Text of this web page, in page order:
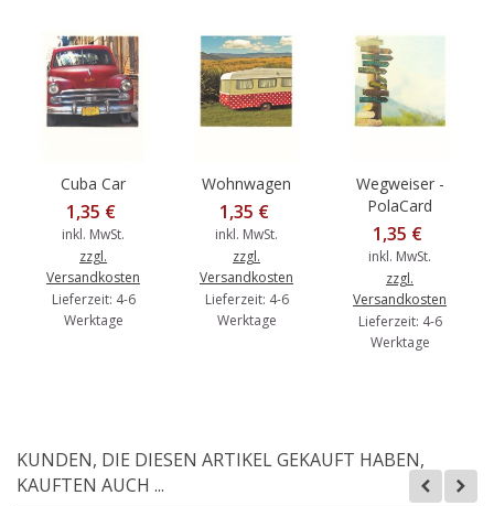
Cuba Car
1,35 €
inkl. MwSt.
zzgl.
Versandkosten
Lieferzeit: 4-6
Werktage
Wohnwagen
1,35 €
inkl. MwSt.
zzgl.
Versandkosten
Lieferzeit: 4-6
Werktage
Wegweiser -
PolaCard
1,35 €
inkl. MwSt.
zzgl.
Versandkosten
Lieferzeit: 4-6
Werktage
KUNDEN, DIE DIESEN ARTIKEL GEKAUFT HABEN,
KAUFTEN AUCH ...